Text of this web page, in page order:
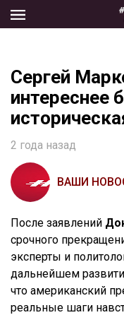
the
Сергей
интереснее
2 года назад
ВАШИ
После заявлений
срочного
эксперты и
дальнейшем
что американский
реальные шаги